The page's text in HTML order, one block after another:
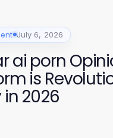
July 6, 2026
ai porn
is
2026